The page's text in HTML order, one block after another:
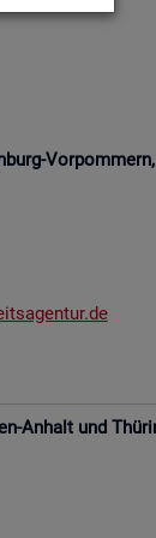
Vor­pom­mern,
An­halt und